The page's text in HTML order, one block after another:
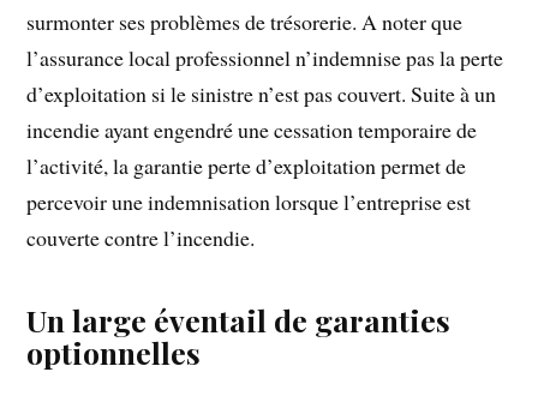
surmonter ses problèmes de trésorerie. A noter que
l’assurance local professionnel n’indemnise pas la perte
d’exploitation si le sinistre n’est pas couvert. Suite à un
incendie ayant engendré une cessation temporaire de
l’activité, la garantie perte d’exploitation permet de
percevoir une indemnisation lorsque l’entreprise est
couverte contre l’incendie.
Un large éventail de garanties
optionnelles